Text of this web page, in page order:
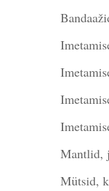
Mantlid,
Mütsid,